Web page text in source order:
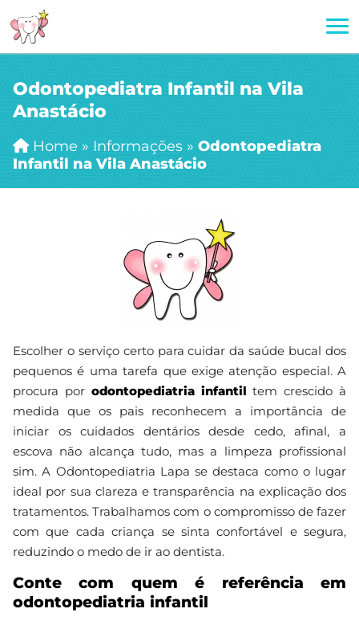
Odontopediatra Infantil na Vila
Anastácio
Home » Informações » Odontopediatra
Infantil na Vila Anastácio
Escolher o serviço certo para cuidar da saúde bucal dos
pequenos é uma tarefa que exige atenção especial. A
procura por odontopediatria infantil tem crescido à
medida que os pais reconhecem a importância de
iniciar os cuidados dentários desde cedo, afinal, a
escova não alcança tudo, mas a limpeza profissional
sim. A Odontopediatria Lapa se destaca como o lugar
ideal por sua clareza e transparência na explicação dos
tratamentos. Trabalhamos com o compromisso de fazer
com que cada criança se sinta confortável e segura,
reduzindo o medo de ir ao dentista.
Conte com quem é referência em
odontopediatria infantil